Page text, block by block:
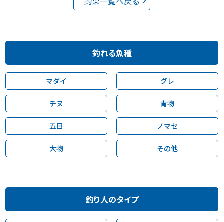
釣れる魚種
マダイ グレ
チヌ 青物
五目 ノマセ
大物 その他
釣り人のタイプ